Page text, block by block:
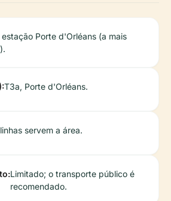
estação Porte d'Orléans (a mais
T3a, Porte d'Orléans.
servem a área.
Limitado; o transporte público é
recomendado.